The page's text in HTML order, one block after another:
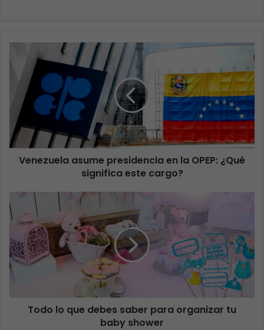
Venezuela asume presidencia en la OPEP: ¿Qué
significa este cargo?
Todo lo que debes saber para organizar tu
baby shower